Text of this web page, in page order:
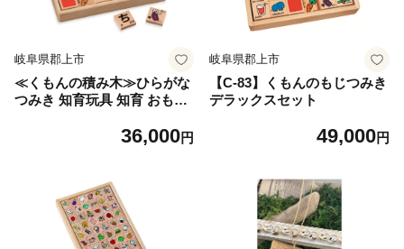
岐阜県郡上市
≪くもんの積み木≫ひらがな
つみき 知育玩具 知育 おもち
MON 公文式 おもちゃ プレゼ
マ字 英語 木製 国産 日本製
お祝い 学習 勉強 WB-25 岐阜
県 郡上市
36,000円
岐阜県郡上市
【C-83】くもんのもじつみき
デラックスセット
49,000円